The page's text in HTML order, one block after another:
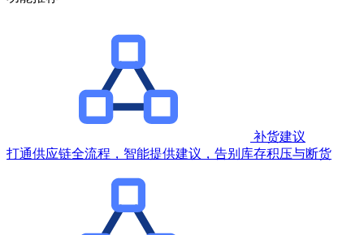
补货建议
打通供应链全流程，智能提供建议，告别库存积压与断货